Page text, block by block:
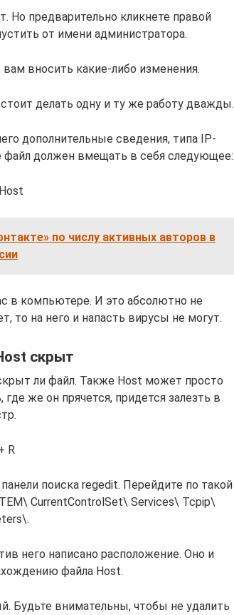
Но предварительно кликнете правой
от имени администратора.
вам вносить какие-либо изменения.
делать одну и ту же работу дважды.
дополнительные сведения, типа IP-
файл должен вмещать в себя следующее:
по числу активных авторов в
в компьютере. И это абсолютно не
то на него и напасть вирусы не могут.
скрыт
ли файл. Также Host может просто
же он прячется, придется залезть в
R
поиска regedit. Перейдите по такой
CurrentControlSet\ Services\ Tcpip\
него написано расположение. Оно и
файла Host.
Будьте внимательны, чтобы не удалить